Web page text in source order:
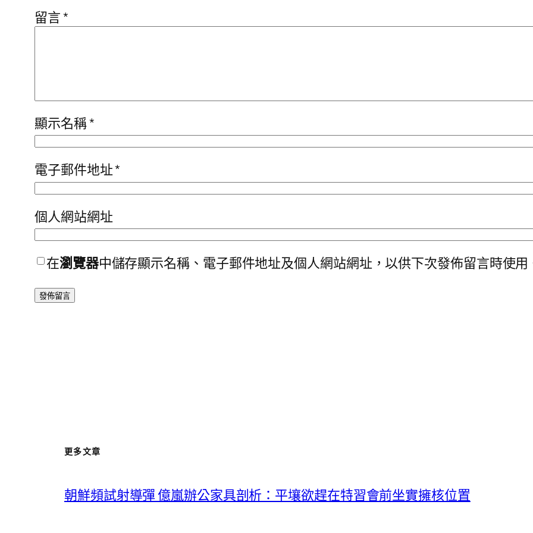
留言*
顯示名稱*
電子郵件地址*
個人網站網址
在瀏覽器中儲存顯示名稱、電子郵件地址及個人網站網址，以供下次發佈留言時使用
更多文章
朝鮮頻試射導彈 億嵐辦公家具剖析：平壤欲趕在特習會前坐實擁核位置